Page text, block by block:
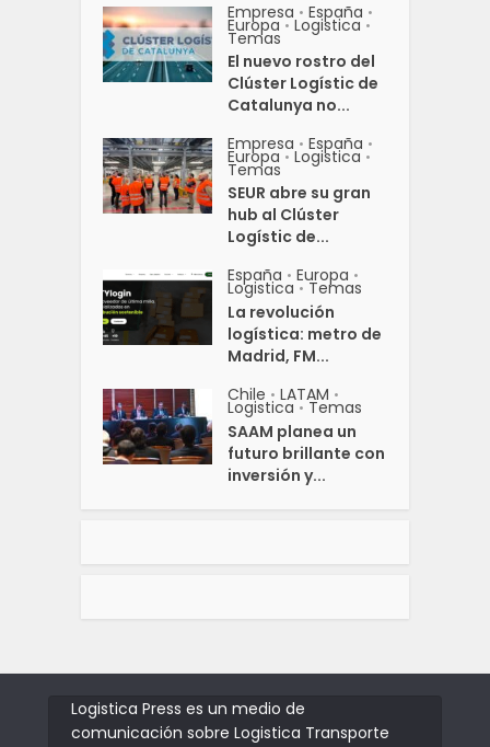
Empresa • España •
Europa • Logistica •
Temas
El nuevo rostro del
Clúster Logístic de
Catalunya no...
Empresa • España •
Europa • Logistica •
Temas
SEUR abre su gran
hub al Clúster
Logístic de...
España • Europa •
Logistica • Temas
La revolución
logística: metro de
Madrid, FM...
Chile • LATAM •
Logistica • Temas
SAAM planea un
futuro brillante con
inversión y...
Logistica Press es un medio de
comunicación sobre Logistica Transporte